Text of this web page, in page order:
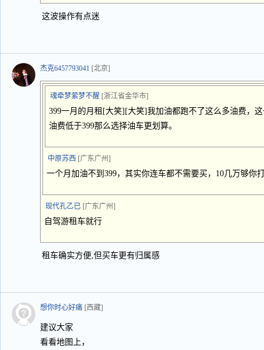
这波操作有点迷
杰克6457793041 [北京]
魂牵梦萦梦不醒 [浙江省金华市]
399一月的月租[大笑][大笑]我加油都跑不了这么多油费，
油费低于399那么选择油车更划算。
中原苏西 [广东广州]
一个月加油不到399，其实你连车都不需要买，10几万够你
现代孔乙已 [广东广州]
自驾游租车就行
租车确实方便,但买车更有归属感
想你时心好痛 [西藏]
建议大家
看看地图上，